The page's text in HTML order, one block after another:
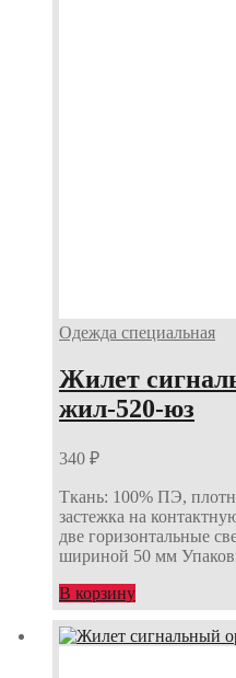
Одежда специальная
Жилет
жил-520-юз
340 ₽
Ткань: 100% ПЭ,
застежка на
две горизонтальные
шириной 50 мм
В корзину